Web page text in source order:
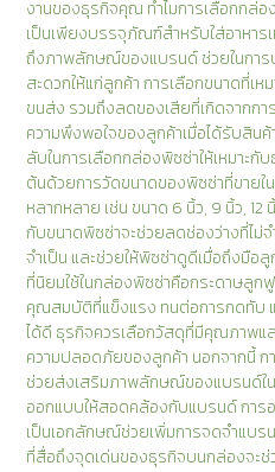
งานของธุรกิจคุณ ทำไมการเลือกกล่
เป็นเพียงบรรจุภัณฑ์สำหรับใส่อาหาร
ถึงภาพลักษณ์ของแบรนด์ ช่วยในการ
สะดวกให้แก่ลูกค้า การเลือกขนาดที่เ
ขนส่ง รวมถึงลดของเสียที่เกิดจากกา
ความพึงพอใจของลูกค้าเมื่อได้รับสิน
ลับในการเลือกกล่องพิซซ่าให้เหมาะ
ต้นด้วยการวัดขนาดของพิซซ่าที่ขายใ
หลากหลาย เช่น ขนาด 6 นิ้ว, 9 นิ้ว,
กับขนาดพิซซ่าจะช่วยลดช่องว่างที่ไม่
จำเป็น และช่วยให้พิซซ่าดูดีเมื่อถึงมื
ที่นิยมใช้ในกล่องพิซซ่าคือกระดาษลู
คุณสมบัติที่แข็งแรง ทนต่อการกดทับ
ได้ดี ธุรกิจควรเลือกวัสดุที่มีคุณภาพแ
ความปลอดภัยของลูกค้า นอกจากนี้ ก
ช่วยส่งเสริมภาพลักษณ์ของแบรนด์ใน
ออกแบบให้สอดคล้องกับแบรนด์ การ
เป็นเอกลักษณ์ช่วยเพิ่มการจดจำแบร
ที่สื่อถึงจุดเด่นของธุรกิจบนกล่องจะ